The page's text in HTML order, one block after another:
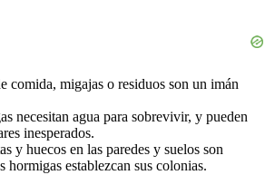
comida, migajas o residuos son un imán
necesitan agua para sobrevivir, y pueden
inesperados.
y huecos en las paredes y suelos son
hormigas establezcan sus colonias.